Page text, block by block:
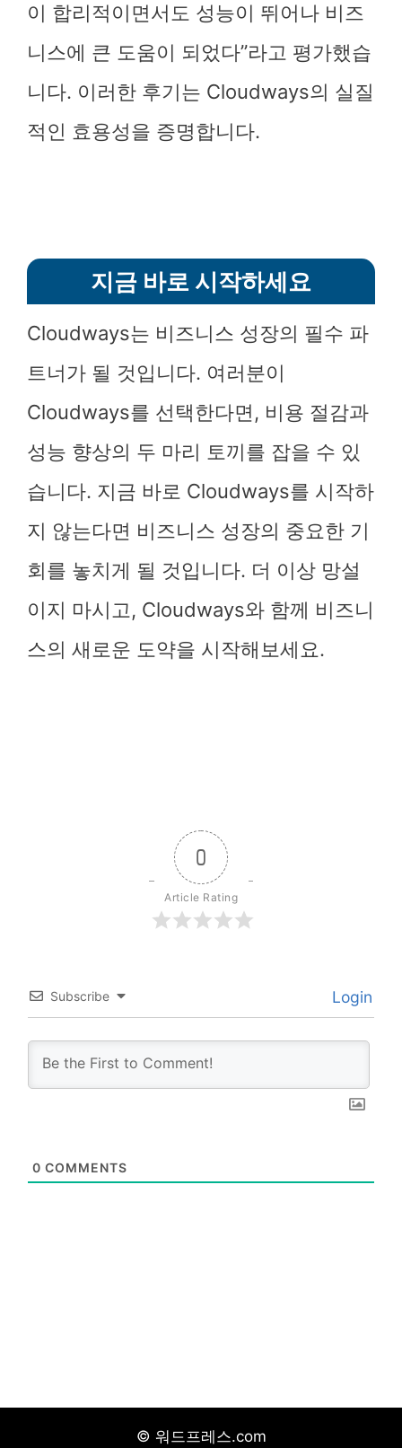
이 합리적이면서도 성능이 뛰어나 비즈
니스에 큰 도움이 되었다”라고 평가했습
니다. 이러한 후기는 Cloudways의 실질
적인 효용성을 증명합니다.
지금 바로 시작하세요
Cloudways는 비즈니스 성장의 필수 파
트너가 될 것입니다. 여러분이
Cloudways를 선택한다면, 비용 절감과
성능 향상의 두 마리 토끼를 잡을 수 있
습니다. 지금 바로 Cloudways를 시작하
지 않는다면 비즈니스 성장의 중요한 기
회를 놓치게 될 것입니다. 더 이상 망설
이지 마시고, Cloudways와 함께 비즈니
스의 새로운 도약을 시작해보세요.
0
Article Rating
Subscribe Login
0 COMMENTS
© 워드프레스.com